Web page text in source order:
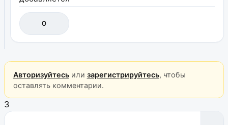
0
Авторизуйтесьили зарегистрируйтесь, чтобы
оставлять комментарии.
3